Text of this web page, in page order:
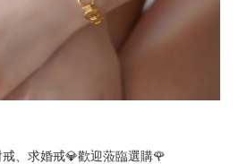
、求婚戒💎歡迎蒞臨選購🌹